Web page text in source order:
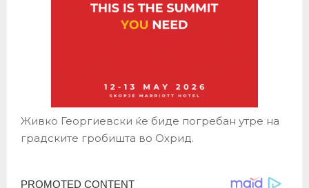
Живко Георгиевски ќе биде погребан утре на
градските гробишта во Охрид.